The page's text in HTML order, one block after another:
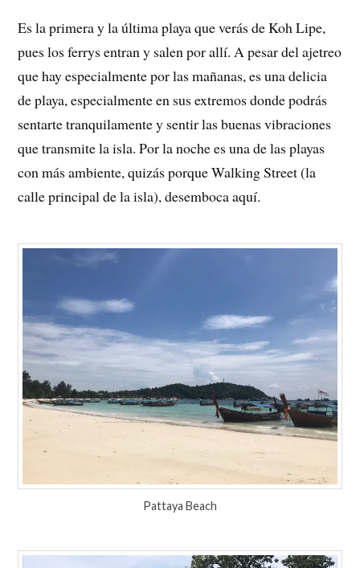
Es la primera y la última playa que verás de Koh Lipe,
pues los ferrys entran y salen por allí. A pesar del ajetreo
que hay especialmente por las mañanas, es una delicia
de playa, especialmente en sus extremos donde podrás
sentarte tranquilamente y sentir las buenas vibraciones
que transmite la isla. Por la noche es una de las playas
con más ambiente, quizás porque Walking Street (la
calle principal de la isla), desemboca aquí.
Pattaya Beach